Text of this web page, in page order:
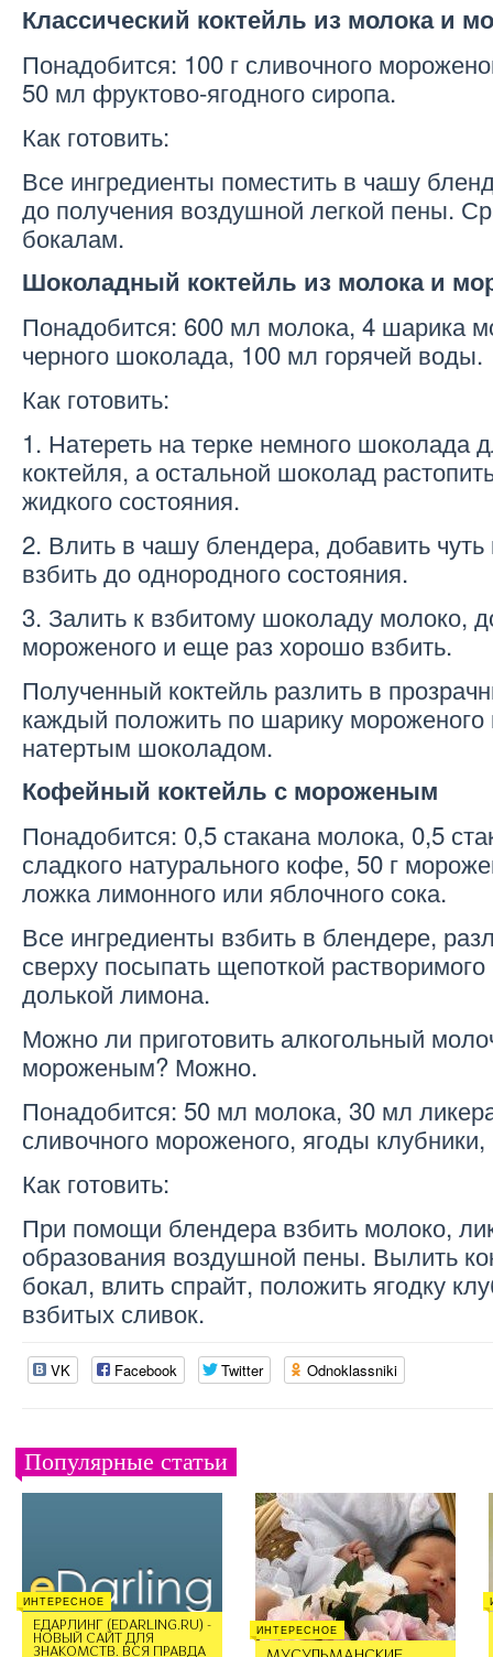
Классический коктейль из молока и
Понадобится: 100 г сливочного
50 мл фруктово-ягодного сиропа.
Как готовить:
Все ингредиенты поместить в чашу
до получения воздушной легкой пены.
бокалам.
Шоколадный коктейль из молока и
Понадобится: 600 мл молока, 4 шарика
черного шоколада, 100 мл горячей воды.
Как готовить:
1. Натереть на терке немного шоколада
коктейля, а остальной шоколад
жидкого состояния.
2. Влить в чашу блендера, добавить
взбить до однородного состояния.
3. Залить к взбитому шоколаду молоко,
мороженого и еще раз хорошо взбить.
Полученный коктейль разлить в
каждый положить по шарику мороженого
натертым шоколадом.
Кофейный коктейль с мороженым
Понадобится: 0,5 стакана молока, 0,5
сладкого натурального кофе, 50 г
ложка лимонного или яблочного сока.
Все ингредиенты взбить в блендере,
сверху посыпать щепоткой
долькой лимона.
Можно ли приготовить алкогольный
мороженым? Можно.
Понадобится: 50 мл молока, 30 мл
сливочного мороженого, ягоды
Как готовить:
При помощи блендера взбить молоко,
образования воздушной пены. Вылить
бокал, влить спрайт, положить ягодку
взбитых сливок.
VK Facebook Twitter Odnoklassniki
Популярные статьи
ИНТЕРЕСНОЕ
ЕДАРЛИНГ (EDARLING.RU) -
НОВЫЙ САЙТ ДЛЯ
ЗНАКОМСТВ. ВСЯ ПРАВДА
ИНТЕРЕСНОЕ